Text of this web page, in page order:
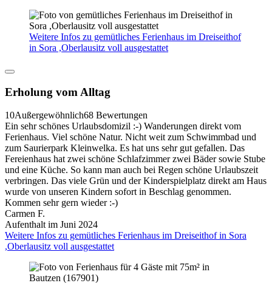
Weitere Infos zu gemütliches Ferienhaus im Dreiseithof
in Sora ,Oberlausitz voll ausgestattet
Erholung vom Alltag
10Außergewöhnlich68 Bewertungen
Ein sehr schönes Urlaubsdomizil :-) Wanderungen direkt vom
Ferienhaus. Viel schöne Natur. Nicht weit zum Schwimmbad und
zum Saurierpark Kleinwelka. Es hat uns sehr gut gefallen. Das
Fereienhaus hat zwei schöne Schlafzimmer zwei Bäder sowie Stube
und eine Küche. So kann man auch bei Regen schöne Urlaubszeit
verbringen. Das viele Grün und der Kinderspielplatz direkt am Haus
wurde von unseren Kindern sofort in Beschlag genommen.
Kommen sehr gern wieder :-)
Carmen F.
Aufenthalt im Juni 2024
Weitere Infos zu gemütliches Ferienhaus im Dreiseithof in Sora
,Oberlausitz voll ausgestattet